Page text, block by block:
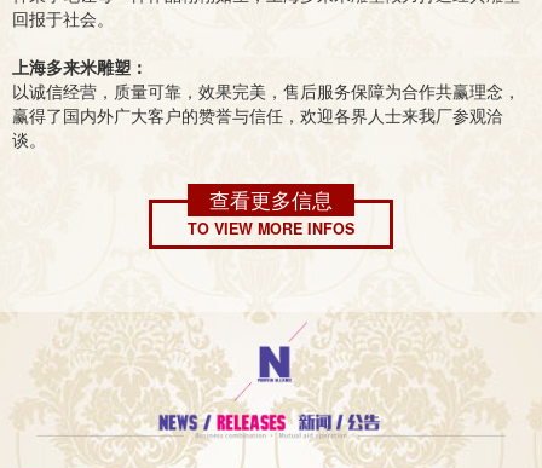
回报于社会。
上海多来米雕塑：
以诚信经营，质量可靠，效果完美，售后服务保障为合作共赢理念，
赢得了国内外广大客户的赞誉与信任，欢迎各界人士来我厂参观洽
谈。
查看更多信息
TO VIEW MORE INFOS